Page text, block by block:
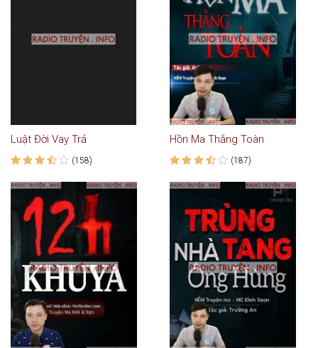
Luật Đời Vay Trả
(158)
Hồn Ma Thằng Toàn
(187)